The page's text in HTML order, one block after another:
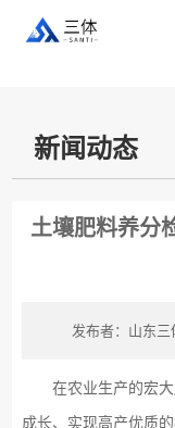
新闻动态
土壤肥料养分
发布者：山东三
在农业生产的宏大
成长、实现高产优质的